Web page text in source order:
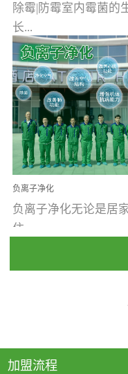
除霉|防霉室内霉菌的
长...
受温度、湿度、基质
分、通风四个条件影
温暖潮湿、营养物质
通风缓慢的空间最易
大量霉菌的...
负离子净化
负离子净化无论是居家
住...
动，人类长时间停留
内空间都有整体消毒
要。因为空间内人流
的、空气...
加盟流程